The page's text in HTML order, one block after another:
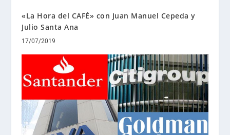
«La Hora del CAFÉ» con Juan Manuel Cepeda y
Julio Santa Ana
17/07/2019